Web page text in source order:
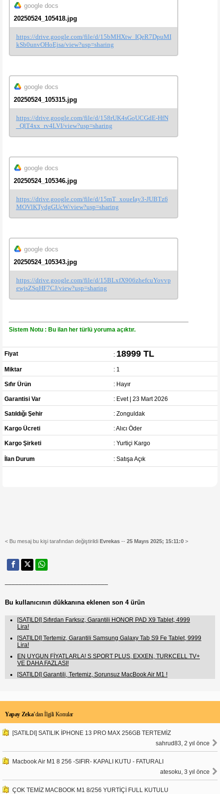
google docs
20250524_105418.jpg
https://drive.google.com/file/d/15bMHXtw_IQeR7DpuMI
kSb0unvOHoEjsa/view?usp=sharing
google docs
20250524_105315.jpg
https://drive.google.com/file/d/158rUK4sGoUCGdE-HfN
_QlT4xx_rv4LVI/view?usp=sharing
google docs
20250524_105346.jpg
https://drive.google.com/file/d/15mT_xoueIay3-JUBTz6
MOVlKTydgGUcW/view?usp=sharing
google docs
20250524_105343.jpg
https://drive.google.com/file/d/15BLxfX906zhefcuYovvp
ewjsZSqHF7CJ/view?usp=sharing
Sistem Notu : Bu ilan her türlü yoruma açıktır.
Fiyat : 18999 TL
Miktar : 1
Sıfır Ürün : Hayır
Garantisi Var : Evet | 23 Mart 2026
Satıldığı Şehir : Zonguldak
Kargo Ücreti : Alıcı Öder
Kargo Şirketi : Yurtiçi Kargo
İlan Durum : Satışa Açık
< Bu mesaj bu kişi tarafından değiştirildi Evrekas -- 25 Mayıs 2025; 15:11:0 >
Bu kullanıcının dükkanına eklenen son 4 ürün
[SATILDI] Sıfırdan Farksız, Garantili HONOR PAD X9 Tablet, 4999
Lira!
[SATILDI] Tertemiz, Garantili Samsung Galaxy Tab S9 Fe Tablet, 9999
Lira!
EN UYGUN FİYATLARLA! S SPORT PLUS, EXXEN, TURKCELL TV+
VE DAHA FAZLASI!
[SATILDI] Garantili, Tertemiz, Sorunsuz MacBook Air M1 !
Yapay Zeka’dan İlgili Konular
[SATILDI] SATILIK İPHONE 13 PRO MAX 256GB TERTEMİZ
sahrud83, 2 yıl önce
Macbook Air M1 8 256 -SIFIR- KAPALI KUTU - FATURALI
atesoku, 3 yıl önce
ÇOK TEMİZ MACBOOK M1 8/256 YURTİÇİ FULL KUTULU